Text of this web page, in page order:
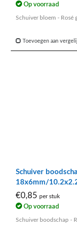
Op voorraad
Schuiver bloem - Rosé
Toevoegen aan
Schuiver
18x6mm/
€0,85 per stuk
Op voorraad
Schuiver boodschap -